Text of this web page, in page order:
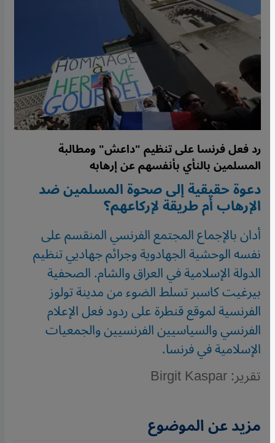
رد فعل فرنسا على تنظيم "داعش" ومطالبة
المسلمين بالنأي بأنفسهم عن إرهابه
دعوة حقيقية إلى صحوة المسلمين ضد
الإرهاب أم طريقة لإركاعهم؟
أدان بالإجماع المجتمع الفرنسي المنقسم على
نفسه الوحشية الجهادوية وجرائم جهاديي تنظيم
الدولة الإسلامية في العراق والشام. الصحفية
بيرغيت كاسبر تسلط الضوء من مدينة تولوز
الفرنسية لموقع قنطرة على ردود فعل الإعلام
الفرنسي والسياسيين الفرنسيين والجمعيات
الإسلامية في فرنسا.
تقرير: Birgit Kaspar
مزيد عن الموضوع